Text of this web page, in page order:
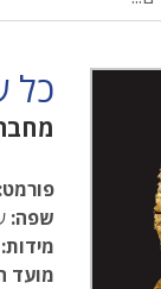
כל
פורמט:
שפה:
מידות:
מועד